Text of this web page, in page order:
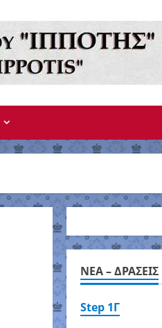
NEA – ΔΡΑΣΕΙΣ
Step 1Γ